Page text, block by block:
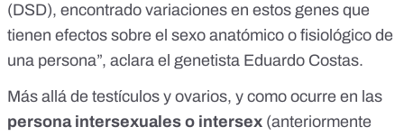
(DSD), encontrado variaciones en estos genes que
tienen efectos sobre el sexo anatómico o fisiológico de
una persona”, aclara el genetista Eduardo Costas.
Más allá de testículos y ovarios, y como ocurre en las
persona intersexuales o intersex (anteriormente